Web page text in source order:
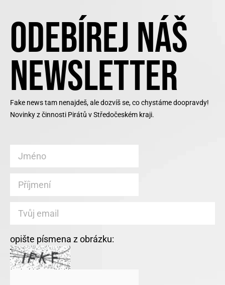
ODEBÍREJ NÁŠ
NEWSLETTER
Fake news tam nenajdeš, ale dozvíš se, co chystáme doopravdy!
Novinky z činnosti Pirátů v Středočeském kraji.
opište písmena z obrázku: